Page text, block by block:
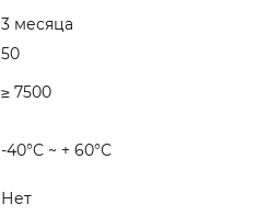
3 месяца
50
≥ 7500
-40°C ~ + 60°С
Нет